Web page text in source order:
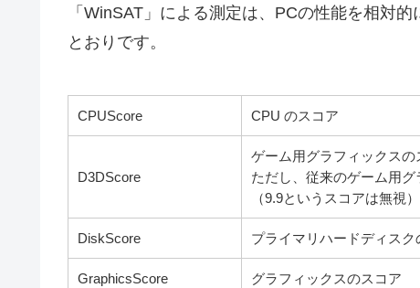
「WinSAT」による測定は、PCの性能を相対
とおりです。
CPUScore CPU のスコア
D3DScore
ゲーム用グラフィックスの
ただし、従来のゲーム用
（9.9というスコアは無視）
DiskScore プライマリハードディスク
GraphicsScore グラフィックスのスコア